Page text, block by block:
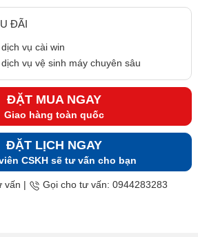
ĐÃI
vụ cài win
vụ vệ sinh máy chuyên sâu
ĐẶT MUA NGAY
Giao hàng toàn quốc
ĐẶT LỊCH NGAY
CSKH sẽ tư vấn cho bạn
vấn | Gọi cho tư vấn: 0944283283